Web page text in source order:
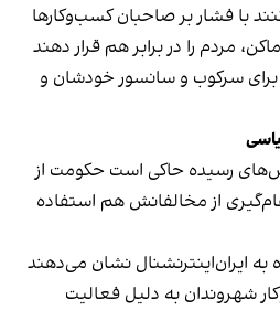
با فشار بر صاحبان کسب‌وکارها
مردم را در برابر هم قرار دهند
برای سرکوب و سانسور خودشان و
رسیده حاکی است حکومت از
از مخالفانش هم استفاده
ایران‌اینترنشنال نشان می‌دهند
شهروندان به دلیل فعالیت